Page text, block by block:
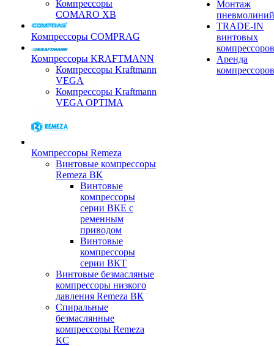
Компрессоры
COMARO XB
Компрессоры COMPRAG
Компрессоры KRAFTMANN
Компрессоры Kraftmann
VEGA
Компрессоры Kraftmann
VEGA OPTIMA
Компрессоры Remeza
Винтовые компрессоры
Remeza ВК
Винтовые
компрессоры
серии ВКЕ с
ременным
приводом
Винтовые
компрессоры
серии ВКТ
Винтовые безмасляные
компрессоры низкого
давления Remeza ВК
Спиральные
безмаслянные
компрессоры Remeza
КС
Монтаж
пневмолиний
TRADE-IN
винтовых
компрессоров
Аренда
компрессоров